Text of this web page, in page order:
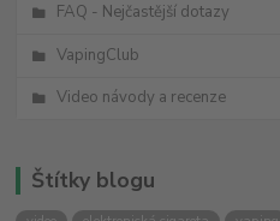
FAQ - Nejčastější dotazy
VapingClub
Video návody a recenze
Štítky blogu